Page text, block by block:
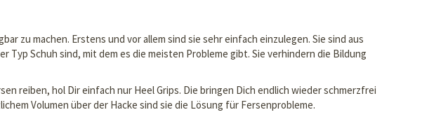
zu machen. Erstens und vor allem sind sie sehr einfach einzulegen. Sie sind aus
Schuh sind, mit dem es die meisten Probleme gibt. Sie verhindern die Bildung
reiben, hol Dir einfach nur Heel Grips. Die bringen Dich endlich wieder schmerzfrei
Volumen über der Hacke sind sie die Lösung für Fersenprobleme.